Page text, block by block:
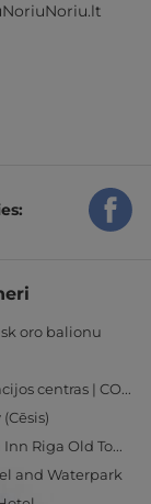
oro balionu
Eglės reabilitacijos centras | CORE
Hilton Garden Inn Riga Old Town
and Waterpark